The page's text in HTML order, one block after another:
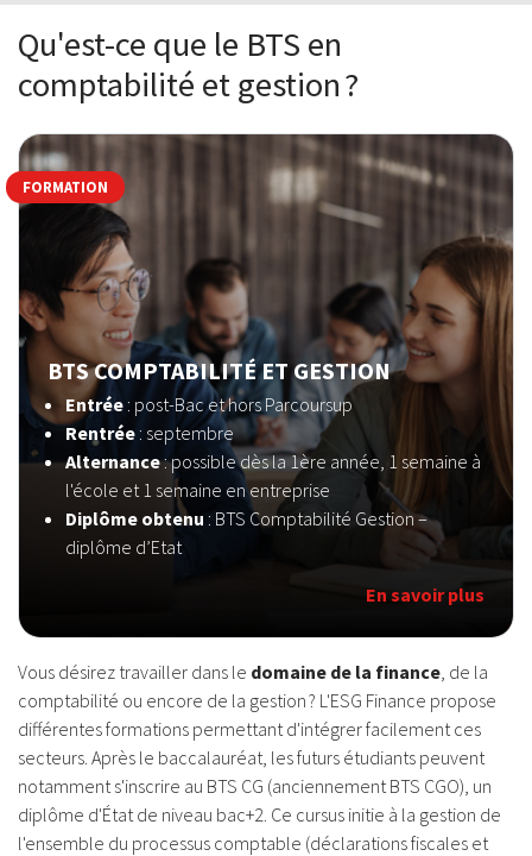
Qu'est-ce que le BTS en
comptabilité et gestion ?
BTS COMPTABILITÉ ET GESTION
Entrée: post-Bac et hors Parcoursup
Rentrée : septembre
Alternance: possible dès la 1ère année, 1 semaine à
l'école et 1 semaine en entreprise
Diplôme obtenu : BTS Comptabilité Gestion –
diplôme d’Etat
En savoir plus
FORMATION
Vous désirez travailler dans le domaine de la finance, de la
comptabilité ou encore de la gestion ? L'ESG Finance propose
différentes formations permettant d'intégrer facilement ces
secteurs. Après le baccalauréat, les futurs étudiants peuvent
notamment s'inscrire au BTS CG (anciennement BTS CGO), un
diplôme d'État de niveau bac+2. Ce cursus initie à la gestion de
l'ensemble du processus comptable (déclarations fiscales et